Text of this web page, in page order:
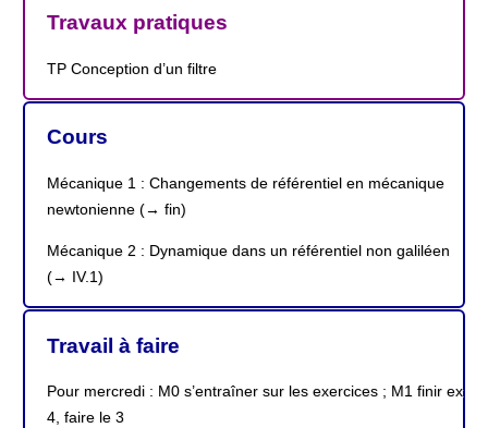
Travaux pratiques
TP Conception d’un filtre
Cours
Mécanique 1 : Changements de référentiel en mécanique
newtonienne (→ fin)
Mécanique 2 : Dynamique dans un référentiel non galiléen
(→ IV.1)
Travail à faire
Pour mercredi : M0 s’entraîner sur les exercices ; M1 finir ex
4, faire le 3